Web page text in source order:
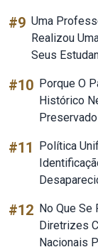
#9 Uma
Realizou
Seus
#10 Porque O
Histórico
#11
Política
#12 No Que Se
Diretrizes
Nacionais